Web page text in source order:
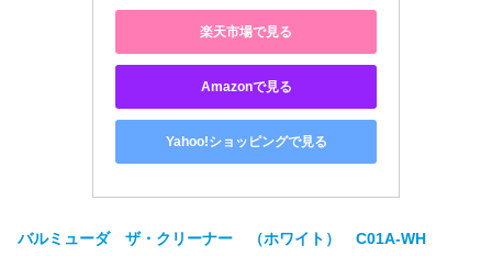
楽天市場で見る
Amazonで見る
Yahoo!ショッピングで見る
バルミューダ ザ・クリーナー （ホワイト） C01A-WH